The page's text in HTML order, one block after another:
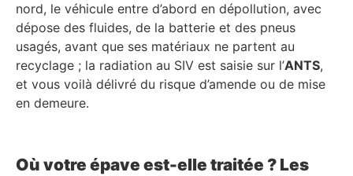
nord, le véhicule entre d’abord en dépollution, avec
dépose des fluides, de la batterie et des pneus
usagés, avant que ses matériaux ne partent au
recyclage ; la radiation au SIV est saisie sur l’ANTS,
et vous voilà délivré du risque d’amende ou de mise
en demeure.
Où votre épave est-elle traitée ? Les